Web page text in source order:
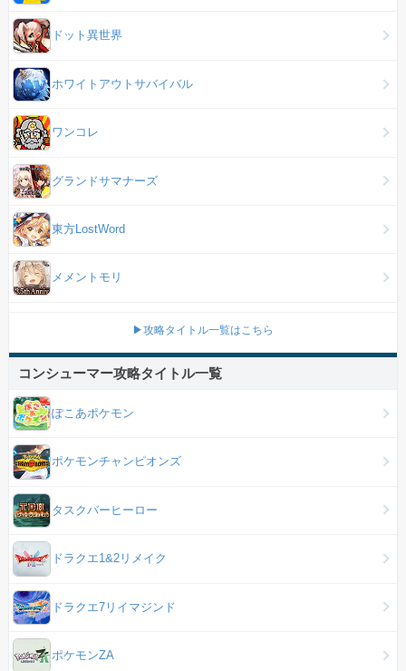
ドット異世界
ホワイトアウトサバイバル
ワンコレ
グランドサマナーズ
東方LostWord
メメントモリ
▶攻略タイトル一覧はこちら
コンシューマー攻略タイトル一覧
ぽこあポケモン
ポケモンチャンピオンズ
タスクバーヒーロー
ドラクエ1&2リメイク
ドラクエ7リイマジンド
ポケモンZA